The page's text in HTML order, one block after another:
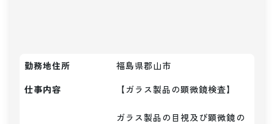
勤務地住所
福島県郡山市
仕事内容
【ガラス製品の顕微鏡検査】
ガラス製品の目視及び顕微鏡の